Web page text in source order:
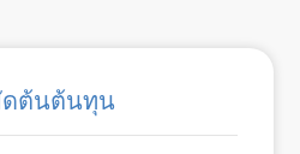
ดต้นต้นทุน